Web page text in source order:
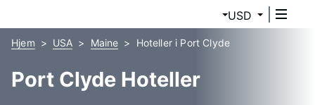
USD
Hjem USA Maine Hoteller i Port Clyde
Port Clyde Hoteller